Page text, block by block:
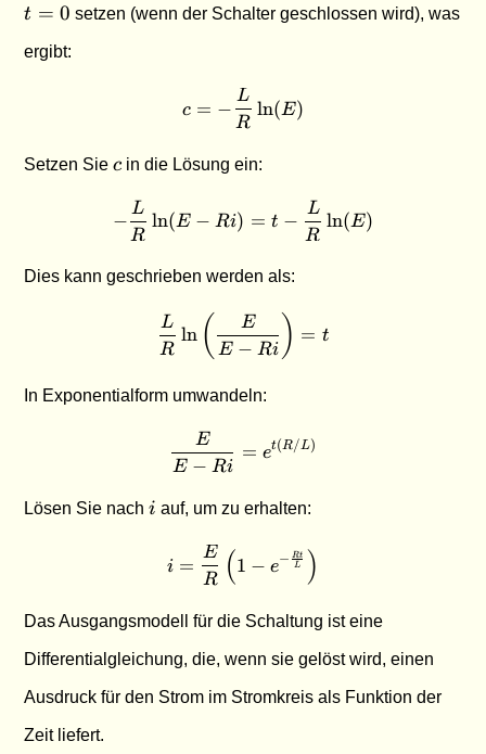
0
0
t = 0 setzen (wenn der Schalter geschlossen wird), was
ergibt:
c = -\frac{L}{R} \ln(E)
c = −
R
L ln(E)
Setzen Siec
c in die Lösung ein:
-\frac{L}{R} \ln(E - Ri)
−
R
L ln(E − Ri) = t −
R
L ln(E)
Dies kann geschrieben werden als:
\frac{L}{R}
R
L ln ( E − Ri
E ) = t
In Exponentialform umwandeln:
\frac{E}{E - Ri} =
E − Ri
E = et(R/L)
Lösen Sie nachi
i auf, um zu erhalten:
i = \frac{E}{R} \left(1 -
i =
R
E (1 − e− L
Rt )
Das Ausgangsmodell für die Schaltung ist eine
Differentialgleichung, die, wenn sie gelöst wird, einen
Ausdruck für den Strom im Stromkreis als Funktion der
Zeit liefert.